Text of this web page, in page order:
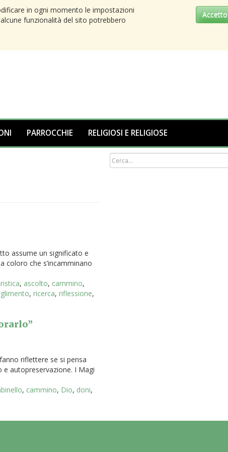
in ogni momento le impostazioni
funzionalità del sito potrebbero
Accetto
PARROCCHIE RELIGIOSI E RELIGIOSE
assume un significato e
coloro che s’incamminano
, ascolto, cammino,
, ricerca, riflessione,
riflettere se si pensa
autopreservazione. I Magi
, cammino, Dio, doni,